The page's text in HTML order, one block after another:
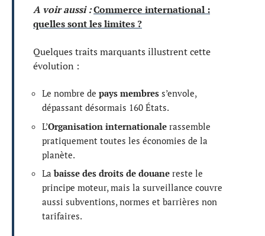
A voir aussi :Commerce international :
quelles sont les limites ?
Quelques traits marquants illustrent cette
évolution :
Le nombre de pays membres s’envole,
dépassant désormais 160 États.
L’Organisation internationale rassemble
pratiquement toutes les économies de la
planète.
Labaisse des droits de douane reste le
principe moteur, mais la surveillance couvre
aussi subventions, normes et barrières non
tarifaires.